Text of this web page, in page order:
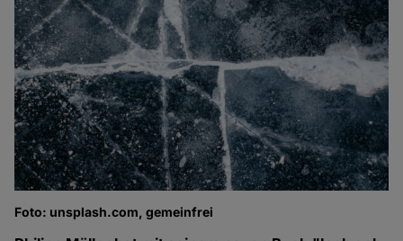
Foto: unsplash.com, gemeinfrei